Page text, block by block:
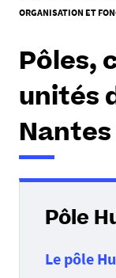
o
s
ê
e
s
i
c
i
ORGANISATION ET
Pôles,
unités
Pôle
Le pôle